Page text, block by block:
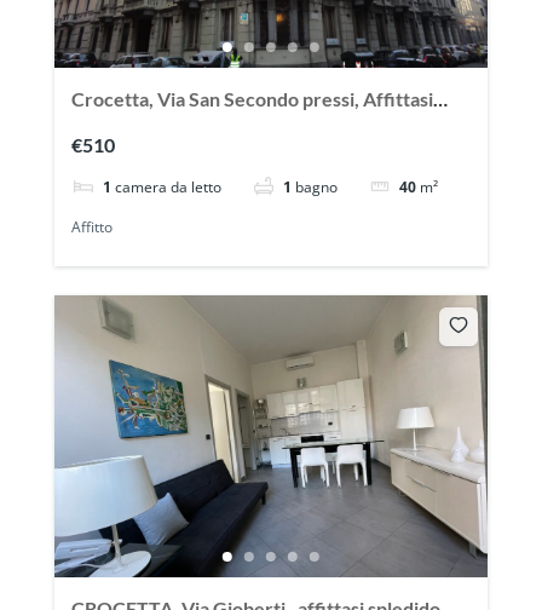
Crocetta, Via San Secondo pressi, Affittasi
€510
1 camera da letto 1 bagno 40 m²
Affitto